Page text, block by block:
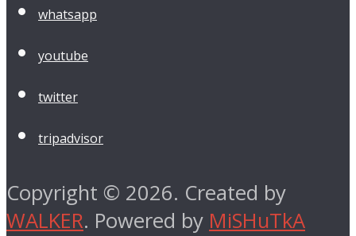
whatsapp
youtube
twitter
tripadvisor
Copyright © 2026. Created by
WALKER. Powered by MiSHuTkA